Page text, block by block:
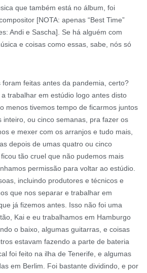
que também está no álbum, foi
[NOTA: apenas “Best Time”
Andi e Sascha]. Se há alguém com
e coisas como essas, sabe, nós só
foram feitas antes da pandemia, certo?
trabalhar em estúdio logo antes disto
menos tivemos tempo de ficarmos juntos
inteiro, ou cinco semanas, pra fazer os
e mexer com os arranjos e tudo mais,
depois de umas quatro ou cinco
tão cruel que não pudemos mais
permissão para voltar ao estúdio.
incluindo produtores e técnicos e
que nos separar e trabalhar em
já fizemos antes. Isso não foi uma
Kai e eu trabalhamos em Hamburgo
o baixo, algumas guitarras, e coisas
estavam fazendo a parte de bateria
foi feito na ilha de Tenerife, e algumas
em Berlim. Foi bastante dividindo, e por